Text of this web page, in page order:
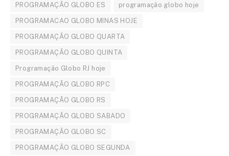
PROGRAMAÇÃO GLOBO ES programação globo hoje
PROGRAMACAO GLOBO MINAS HOJE
PROGRAMAÇÃO GLOBO QUARTA
PROGRAMAÇÃO GLOBO QUINTA
Programação Globo RJ hoje
PROGRAMAÇÃO GLOBO RPC
PROGRAMAÇÃO GLOBO RS
PROGRAMAÇÃO GLOBO SABADO
PROGRAMAÇÃO GLOBO SC
PROGRAMAÇÃO GLOBO SEGUNDA